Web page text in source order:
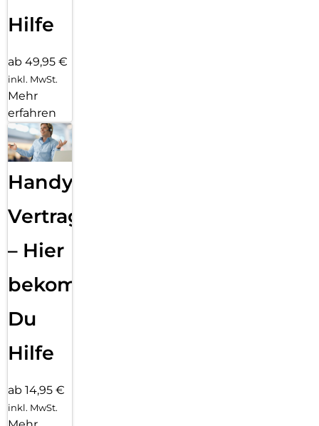
Hilfe
ab 49,95 €
inkl. MwSt.
Mehr
erfahren
Handy
Vertragsabwicklung
– Hier
bekommst
Du
Hilfe
ab 14,95 €
inkl. MwSt.